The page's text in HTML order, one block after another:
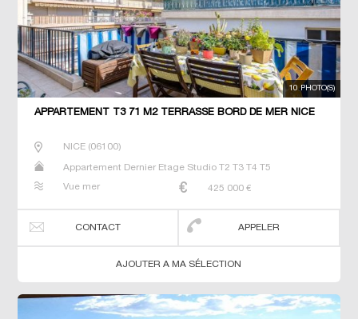
10 PHOTO(S)
APPARTEMENT T3 71 M2 TERRASSE BORD DE MER NICE
NICE(06100)
Appartement Dernier Etage Studio T2 T3 T4 T5
Vue mer 425 000 €
CONTACT APPELER
AJOUTER A MA SÉLECTION